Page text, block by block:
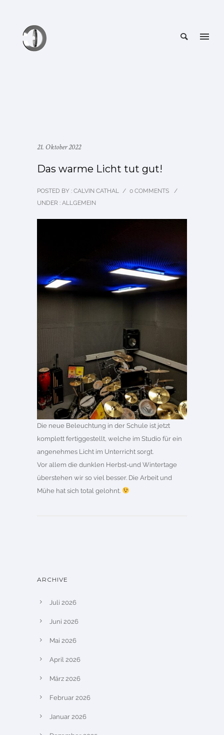
21. Oktober 2022
Das warme Licht tut gut!
POSTED BY : CALVIN CATHAL / 0 COMMENTS
/
UNDER : ALLGEMEIN
Die neue Beleuchtung in der Schule ist jetzt
komplett fertiggestellt, welche im Studio für ein
angenehmes Licht im Unterricht sorgt.
Vor allem die dunklen Herbst-und Wintertage
überstehen wir so viel besser. Die Arbeit und
Mühe hat sich total gelohnt.
ARCHIVE
Juli 2026
Juni 2026
Mai 2026
April 2026
März 2026
Februar 2026
Januar 2026